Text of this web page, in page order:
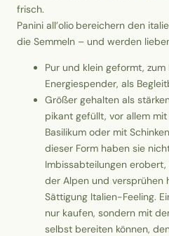
frisch.
Panini all’olio bereichern den
die Semmeln – und werden
Pur und klein geformt,
Energiespender, als
Größer gehalten als
pikant gefüllt, vor allem mit
Basilikum oder mit
dieser Form haben sie
Imbissabteilungen
der Alpen und versprühen
Sättigung Italien-Feeling.
nur kaufen, sondern mit
selbst bereiten können,